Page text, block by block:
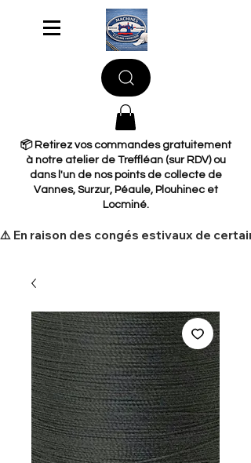
📦 Retirez vos commandes gratuitement
à notre atelier de Treffléan (sur RDV) ou
dans l'un de nos points de collecte de
Vannes, Surzur, Péaule, Plouhinec et
Locminé.
​⚠️ En raison des congés estivaux de